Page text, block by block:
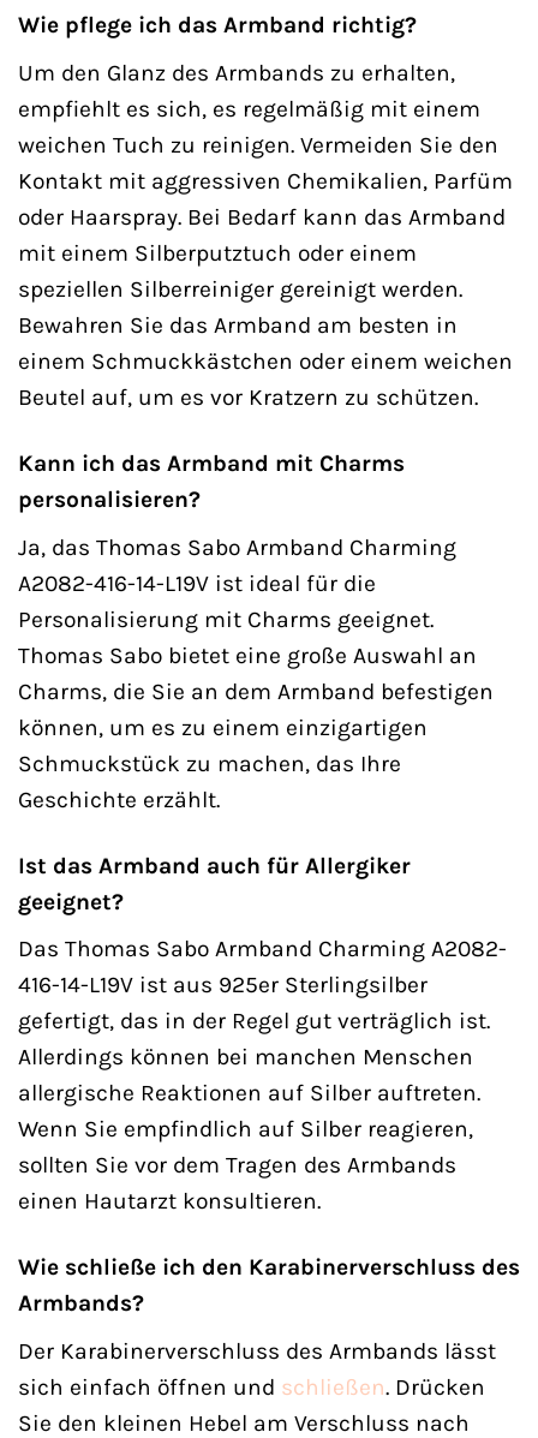
Wie pflege ich das Armband richtig?
Um den Glanz des Armbands zu erhalten,
empfiehlt es sich, es regelmäßig mit einem
weichen Tuch zu reinigen. Vermeiden Sie den
Kontakt mit aggressiven Chemikalien, Parfüm
oder Haarspray. Bei Bedarf kann das Armband
mit einem Silberputztuch oder einem
speziellen Silberreiniger gereinigt werden.
Bewahren Sie das Armband am besten in
einem Schmuckkästchen oder einem weichen
Beutel auf, um es vor Kratzern zu schützen.
Kann ich das Armband mit Charms
personalisieren?
Ja, das Thomas Sabo Armband Charming
A2082-416-14-L19V ist ideal für die
Personalisierung mit Charms geeignet.
Thomas Sabo bietet eine große Auswahl an
Charms, die Sie an dem Armband befestigen
können, um es zu einem einzigartigen
Schmuckstück zu machen, das Ihre
Geschichte erzählt.
Ist das Armband auch für Allergiker
geeignet?
Das Thomas Sabo Armband Charming A2082-
416-14-L19V ist aus 925er Sterlingsilber
gefertigt, das in der Regel gut verträglich ist.
Allerdings können bei manchen Menschen
allergische Reaktionen auf Silber auftreten.
Wenn Sie empfindlich auf Silber reagieren,
sollten Sie vor dem Tragen des Armbands
einen Hautarzt konsultieren.
Wie schließe ich den Karabinerverschluss des
Armbands?
Der Karabinerverschluss des Armbands lässt
sich einfach öffnen und schließen. Drücken
Sie den kleinen Hebel am Verschluss nach